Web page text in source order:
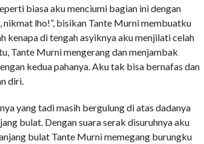
biasa aku menciumi bagian ini dengan
nikmat lho!”, bisikan Tante Murni membuatku
kenapa di tengah asyiknya aku menjilati celah
Tante Murni mengerang dan menjambak
kedua pahanya. Aku tak bisa bernafas dan
diri.
yang tadi masih bergulung di atas dadanya
bulat. Dengan suara serak disuruhnya aku
bulat Tante Murni memegang burungku